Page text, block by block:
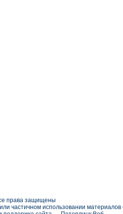
права защищены
частичном использовании